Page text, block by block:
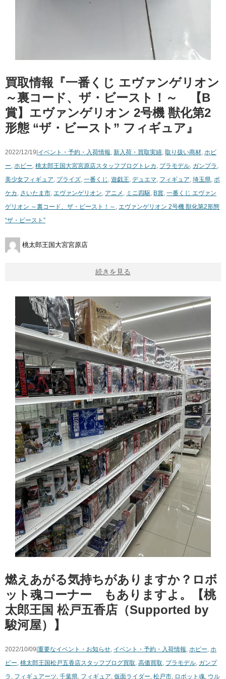
買取情報『一番くじ エヴァンゲリオン
～裏コード、ザ・ビースト！～ 【​B
賞】エヴァンゲリオン 2号機 ​獣化第2
形態 “ザ・ビースト” フィギュア』
2022/12/19| イベント・予約・入荷情報, 新入荷・買取実績, 取り扱い商材, ホビ
ー, ホビー, 桃太郎王国大宮宮原店スタッフブログ トレカ , プラモデル, ガンプラ ,
美少女フィギュア, プライズ, 一番くじ , 遊戯王, デュエマ, フィギュア, 埼玉県, ポ
ケカ , さいたま市, エヴァンゲリオン, アニメ , ミニ四駆, B賞, 一番くじ エヴァン
ゲリオン ～裏コード、ザ・ビースト！～ , エヴァンゲリオン 2号機 ​獣化第2形態
“ザ・ビースト”
桃太郎王国大宮宮原店
続きを見る
燃えあがる気持ちがありますか？ロボ
ット魂コーナー もありますよ。【桃
太郎王国 松戸五香店（Supported by
駿河屋）】
2022/10/09| 重要なイベント・お知らせ, イベント・予約・入荷情報, ホビー, ホ
ビー, 桃太郎王国松戸五香店スタッフブログ買取, 高価買取, プラモデル, ガンプ
ラ , フィギュアーツ, 千葉県, フィギュア, 仮面ライダー, 松戸市, ロボット魂, ウル